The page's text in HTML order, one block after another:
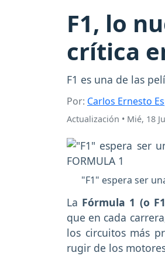
F1, lo
crítica
F1 es una de las
Por: Carlos Ernesto
Actualización • Mié, 18
"F1" espera ser
La Fórmula 1 (o F1
que en cada
los circuitos más
rugir de los